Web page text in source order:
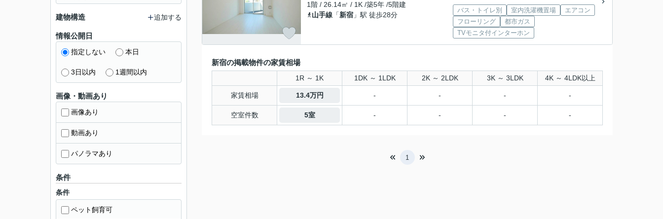
1階 / 26.14㎡ / 1K /築5年 /5階建
山手線 「新宿 」駅 徒歩28分
バス・トイレ別 室内洗濯機置場
エアコン
フローリング
都市ガス
TVモニタ付インターホン
新宿の掲載物件の家賃相場
1R ～ 1K 1DK ～ 1LDK 2K ～ 2LDK 3K ～ 3LDK 4K ～ 4LDK以上
家賃相場 13.4万円 - - - -
空室件数 5室 - - - -
1
建物構造 追加する
情報公開日
指定しない 本日
3日以内 1週間以内
画像・動画あり
画像あり
動画あり
パノラマあり
条件
条件
ペット飼育可